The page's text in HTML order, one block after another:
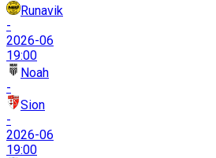
Runavik
-
2026-06
19:00
Noah
-
Sion
-
2026-06
19:00